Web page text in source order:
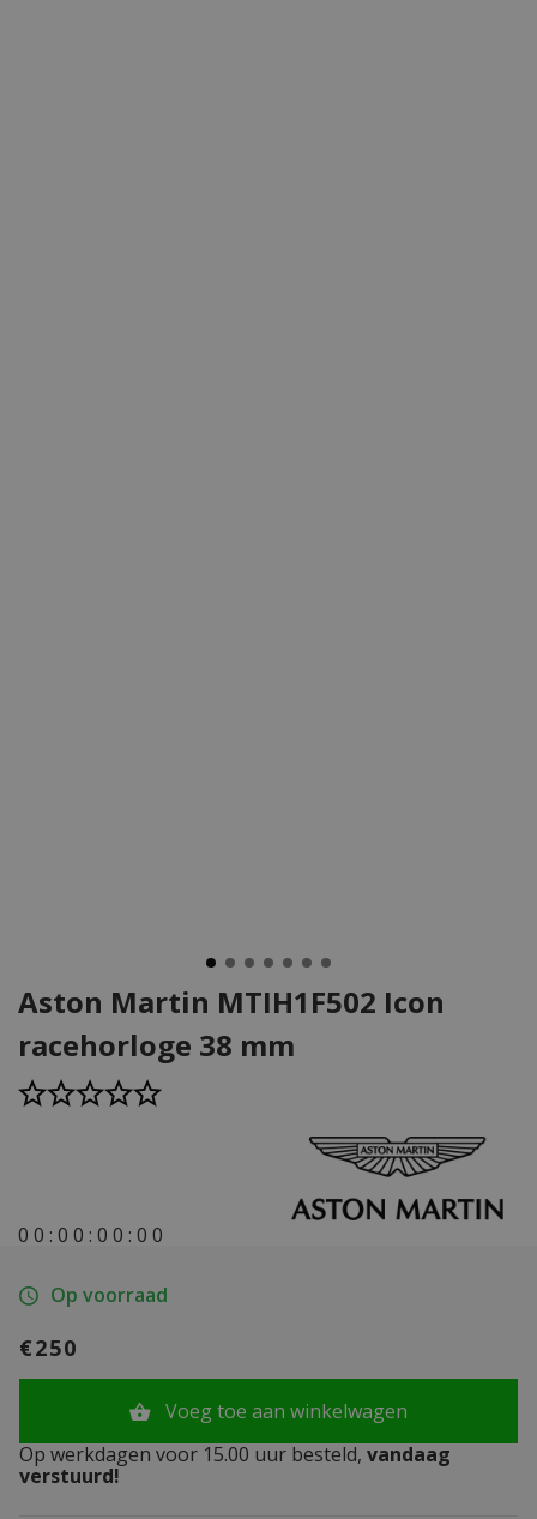
Aston Martin MTIH1F502 Icon
racehorloge 38 mm
0 0 : 0 0 : 0 0 : 0 0
Op voorraad
€250
Voeg toe aan winkelwagen
Op werkdagen voor 15.00 uur besteld, vandaag
verstuurd!